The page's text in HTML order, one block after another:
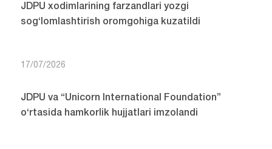
JDPU xodimlarining farzandlari yozgi
sog‘lomlashtirish oromgohiga kuzatildi
17/07/2026
JDPU va “Unicorn International Foundation”
o‘rtasida hamkorlik hujjatlari imzolandi